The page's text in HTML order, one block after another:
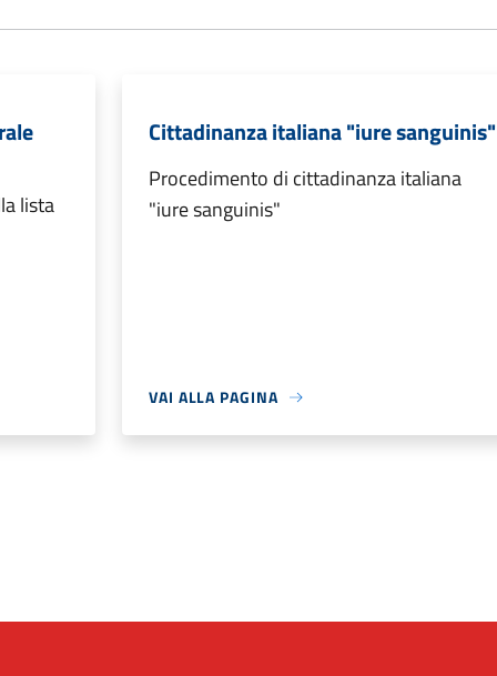
lista
Cittadinanza italiana "iure sanguinis"
Procedimento di cittadinanza italiana
"iure sanguinis"
VAI ALLA PAGINA